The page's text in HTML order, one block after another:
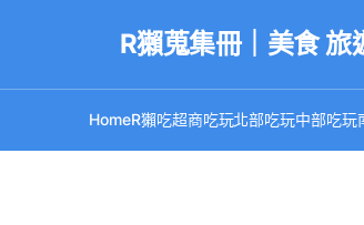
R獺蒐集冊｜美食 旅
HomeR獺吃超商吃玩北部吃玩中部吃玩